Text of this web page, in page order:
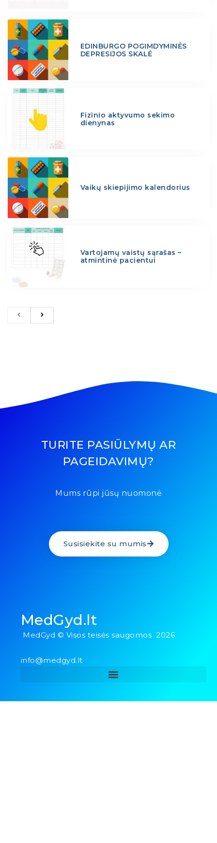
EDINBURGO POGIMDYMINĖS
DEPRESIJOS SKALĖ
Fizinio aktyvumo sekimo
dienynas
Vaikų skiepijimo kalendorius
Vartojamų vaistų sąrašas –
atmintinė pacientui
TURITE PASIŪLYMŲ AR
PAGEIDAVIMŲ?
Mums rūpi jūsų nuomonė
Susisiekite su mumis
MedGyd.lt
MedGyd © Visos teisės saugomos 2026
info@medgyd.lt